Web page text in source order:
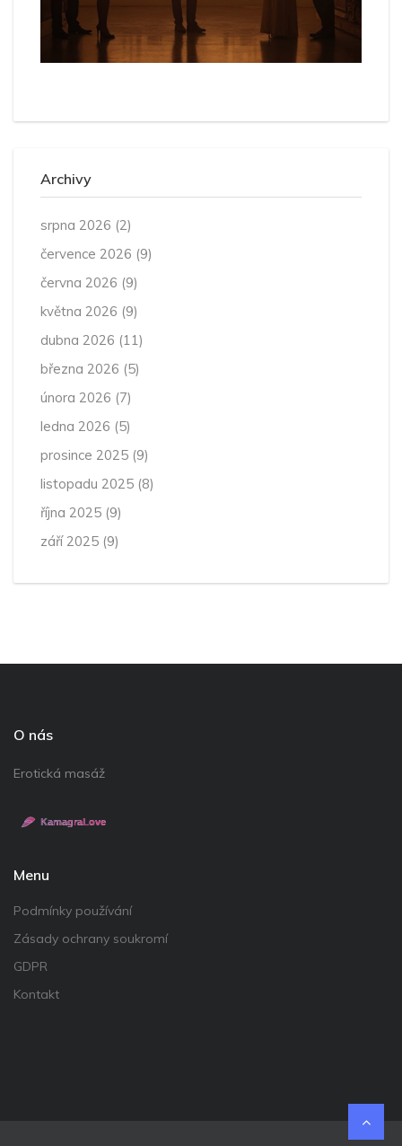
Archivy
srpna 2026 (2)
července 2026 (9)
června 2026 (9)
května 2026 (9)
dubna 2026 (11)
března 2026 (5)
února 2026 (7)
ledna 2026 (5)
prosince 2025 (9)
listopadu 2025 (8)
října 2025 (9)
září 2025 (9)
O nás
Erotická masáž
Menu
Podmínky používání
Zásady ochrany soukromí
GDPR
Kontakt